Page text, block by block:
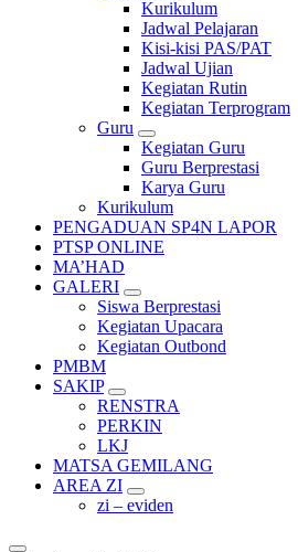
Kurikulum
Jadwal Pelajaran
Kisi-kisi PAS/PAT
Jadwal Ujian
Kegiatan Rutin
Kegiatan Terprogram
Guru
Kegiatan Guru
Guru Berprestasi
Karya Guru
Kurikulum
PENGADUAN SP4N LAPOR
PTSP ONLINE
MA’HAD
GALERI
Siswa Berprestasi
Kegiatan Upacara
Kegiatan Outbond
PMBM
SAKIP
RENSTRA
PERKIN
LKJ
MATSA GEMILANG
AREA ZI
zi – eviden